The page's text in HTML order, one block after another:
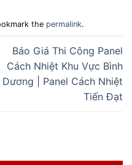
the permalink.
Báo Giá Thi Công Panel
Cách Nhiệt Khu Vực Bình
Dương | Panel Cách Nhiệt
Tiến Đạt